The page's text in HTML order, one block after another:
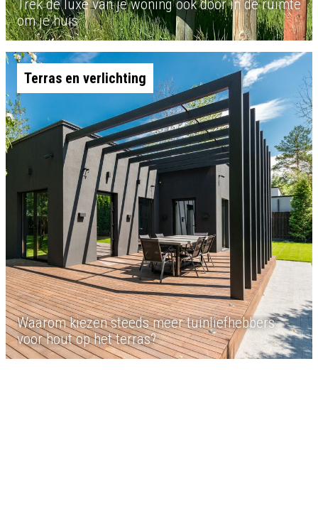
Trek de luxe van je woning ook door in de ruimte
om je huis
Terras en verlichting
Waarom kiezen steeds meer tuinliefhebbers
voor hout op het terras?